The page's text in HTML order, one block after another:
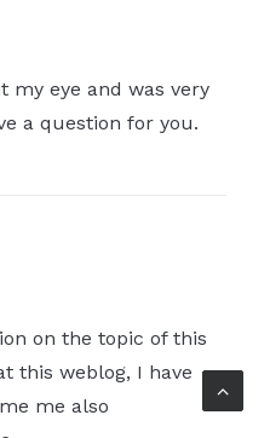
my eye and was very
a question for you.
on the topic of this
this weblog, I have
me also